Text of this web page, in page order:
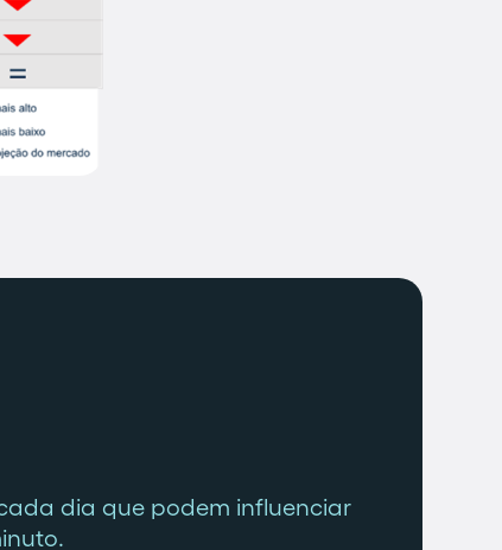
dia que podem influenciar